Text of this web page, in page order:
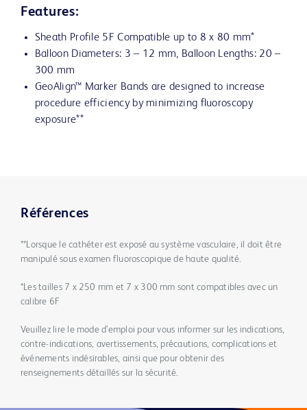
Features:
Sheath Profile 5F Compatible up to 8 x 80 mm*
Balloon Diameters: 3 – 12 mm, Balloon Lengths: 20 –
300 mm
GeoAlign™ Marker Bands are designed to increase
procedure efficiency by minimizing fluoroscopy
exposure**
Références
**Lorsque le cathéter est exposé au système vasculaire, il doit être
manipulé sous examen fluoroscopique de haute qualité.
*Les tailles 7 x 250 mm et 7 x 300 mm sont compatibles avec un
calibre 6F
Veuillez lire le mode d’emploi pour vous informer sur les indications,
contre-indications, avertissements, précautions, complications et
événements indésirables, ainsi que pour obtenir des
renseignements détaillés sur la sécurité.